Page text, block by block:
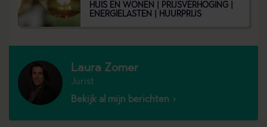
HUIS EN WONEN |
PRIJSVERHOGING |
ENERGIELASTEN |
HUURPRIJS
Laura Zomer
Jurist
Bekijk al mijn berichten